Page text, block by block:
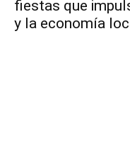
fiestas que
y la economía